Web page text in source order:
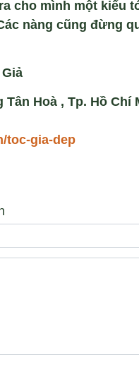
cho mình một kiểu
nàng cũng đừng
Hoà , Tp. Hồ Chí
toc-gia-dep